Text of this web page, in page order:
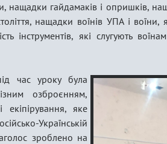
нащадки гайдамаків і опришків,
нащадки воїнів УПА і воїни,
інструментів, які слугують
час уроку була
озброєнням,
екіпірування, яке
Українській
зроблено на